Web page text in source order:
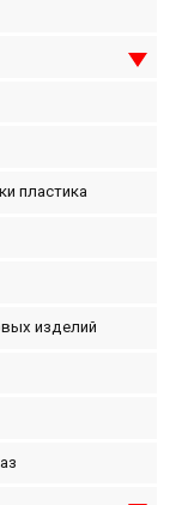
пластика
изделий